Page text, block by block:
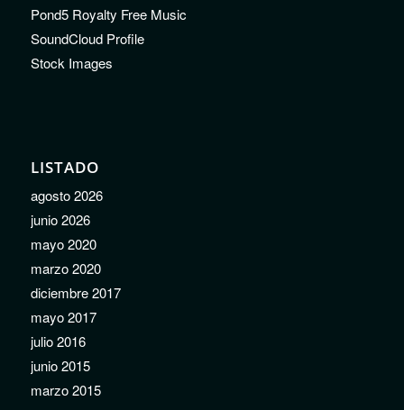
Pond5 Royalty Free Music
SoundCloud Profile
Stock Images
LISTADO
agosto 2026
junio 2026
mayo 2020
marzo 2020
diciembre 2017
mayo 2017
julio 2016
junio 2015
marzo 2015